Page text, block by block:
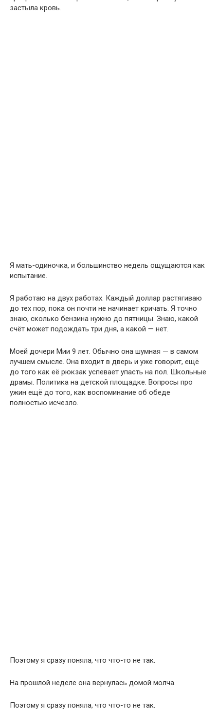
застыла кровь.
Я мать-одиночка, и большинство недель ощущаются как
испытание.
Я работаю на двух работах. Каждый доллар растягиваю
до тех пор, пока он почти не начинает кричать. Я точно
знаю, сколько бензина нужно до пятницы. Знаю, какой
счёт может подождать три дня, а какой — нет.
Моей дочери Мии 9 лет. Обычно она шумная — в самом
лучшем смысле. Она входит в дверь и уже говорит, ещё
до того как её рюкзак успевает упасть на пол. Школьные
драмы. Политика на детской площадке. Вопросы про
ужин ещё до того, как воспоминание об обеде
полностью исчезло.
Поэтому я сразу поняла, что что-то не так.
На прошлой неделе она вернулась домой молча.
Поэтому я сразу поняла, что что-то не так.